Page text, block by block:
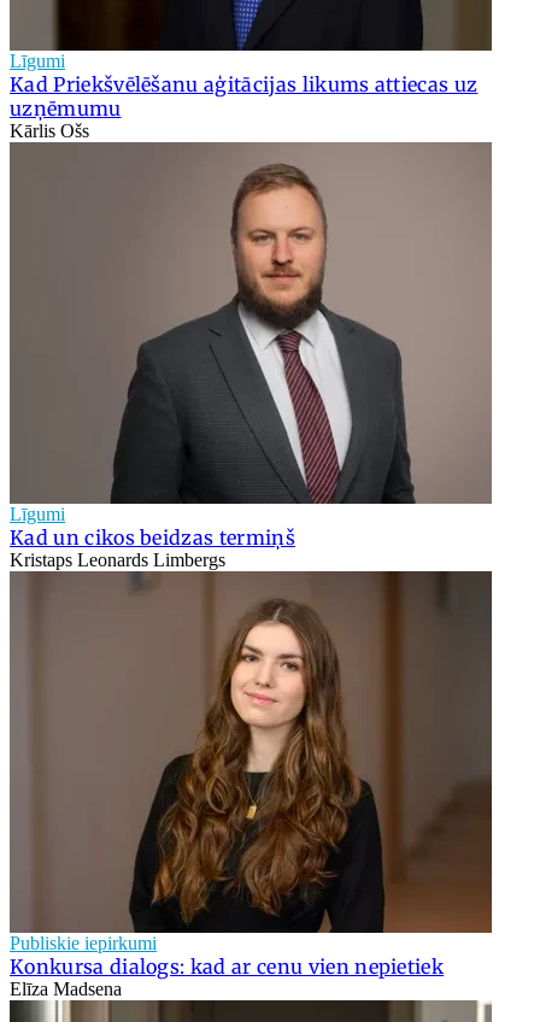
Līgumi
Kad Priekšvēlēšanu aģitācijas likums attiecas uz
uzņēmumu
Kārlis Ošs
Līgumi
Kad un cikos beidzas termiņš
Kristaps Leonards Limbergs
Publiskie iepirkumi
Konkursa dialogs: kad ar cenu vien nepietiek
Elīza Madsena